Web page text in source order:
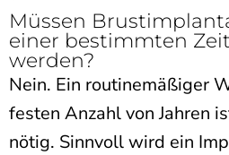
Müssen
einer bestimmten
werden?
Nein. Ein routinemäßiger
festen Anzahl von Jahren
nötig. Sinnvoll wird ein